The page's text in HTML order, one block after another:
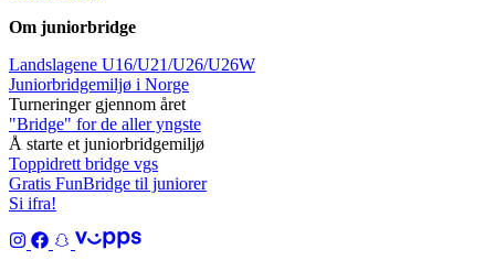
Om juniorbridge
Landslagene U16/U21/U26/U26W
Juniorbridgemiljø i Norge
Turneringer gjennom året
"Bridge" for de aller yngste
Å starte et juniorbridgemiljø
Toppidrett bridge vgs
Gratis FunBridge til juniorer
Si ifra!